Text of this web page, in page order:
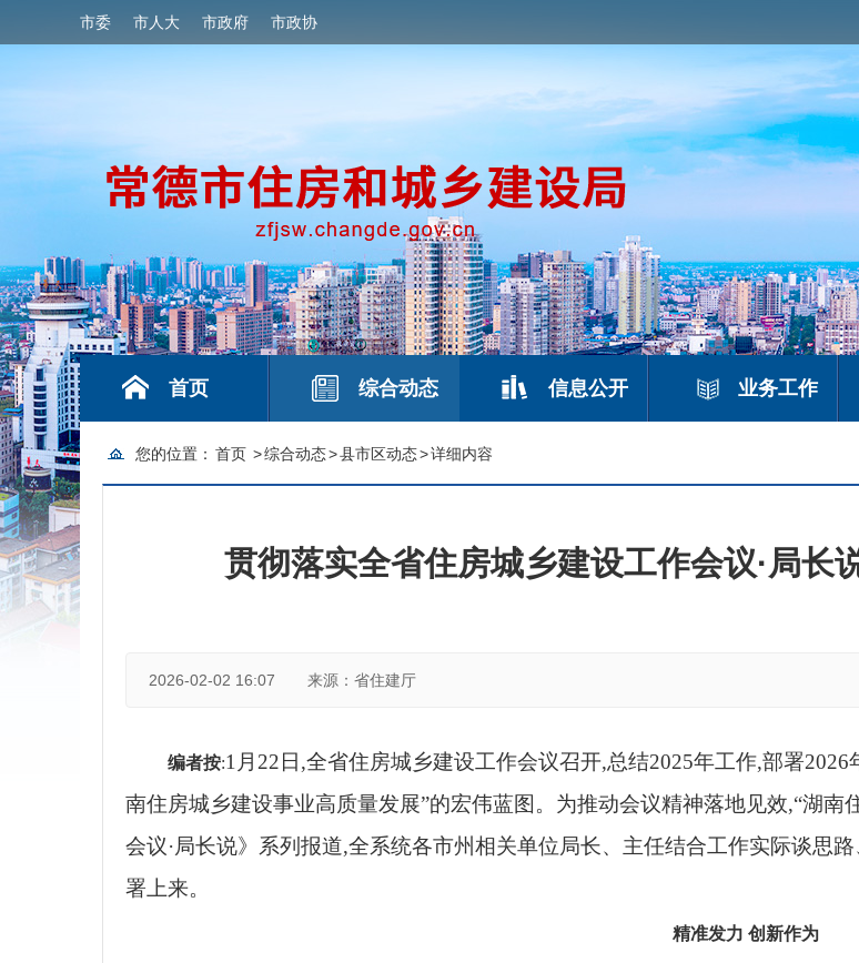
市委 市人大 市政府 市政协
首页 综合动态 信息公开 业务工作
您的位置： 首页 >综合动态>县市区动态>详细内容
贯彻落实全省住房城乡建设工作会议·局长
2026-02-02 16:07 来源：省住建厅
编者按:1月22日,全省住房城乡建设工作会议召开,总结2025年工作,部署
南住房城乡建设事业高质量发展”的宏伟蓝图。为推动会议精神落地见效,“湖
会议·局长说》系列报道,全系统各市州相关单位局长、主任结合工作实际谈思
署上来。
精准发力 创新作为